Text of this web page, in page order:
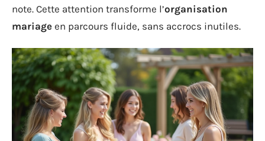
note. Cette attention transforme l’organisation
mariage en parcours fluide, sans accrocs inutiles.